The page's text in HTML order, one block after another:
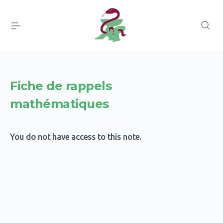
Fiche de rappels
mathématiques
You do not have access to this note.